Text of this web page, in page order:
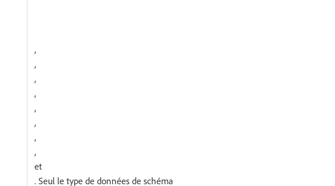
,
,
,
,
,
,
,
,
et
. Seul le type de données de schéma